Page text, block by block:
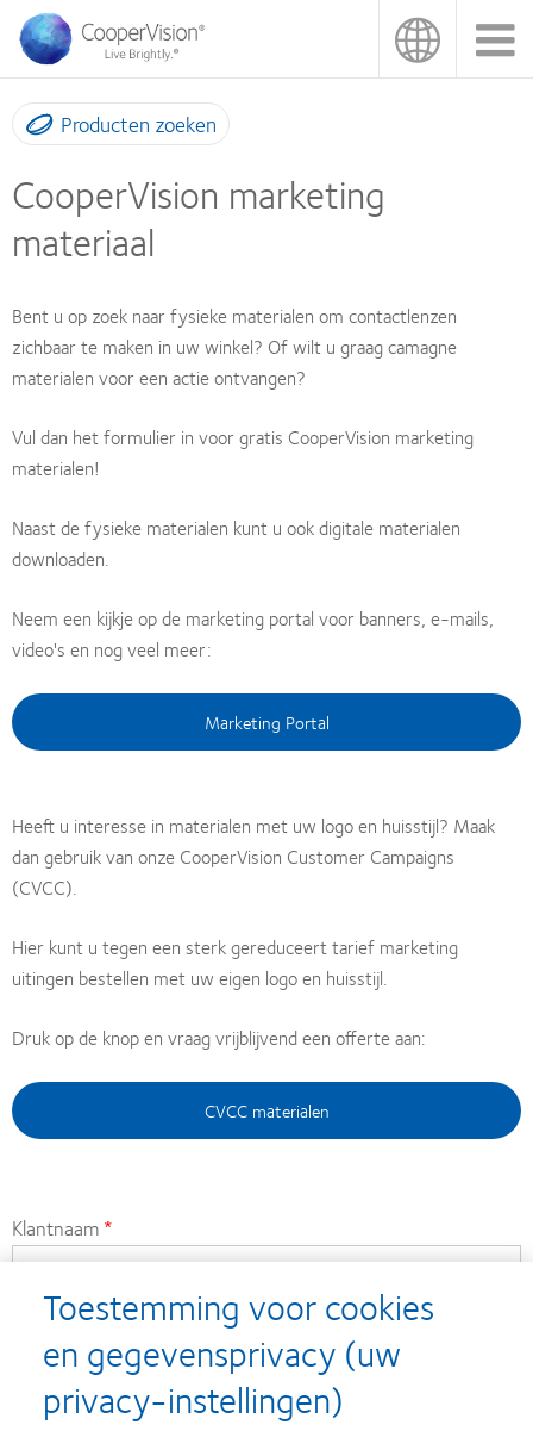
Overslaan
naar
de
inhoud
gaan
Producten zoeken
CooperVision marketing
materiaal
Bent u op zoek naar fysieke materialen om contactlenzen
zichbaar te maken in uw winkel? Of wilt u graag camagne
materialen voor een actie ontvangen?
Vul dan het formulier in voor gratis CooperVision marketing
materialen!
Naast de fysieke materialen kunt u ook digitale materialen
downloaden.
Neem een kijkje op de marketing portal voor banners, e-mails,
video's en nog veel meer:
Marketing Portal
Heeft u interesse in materialen met uw logo en huisstijl? Maak
dan gebruik van onze CooperVision Customer Campaigns
(CVCC).
Hier kunt u tegen een sterk gereduceert tarief marketing
uitingen bestellen met uw eigen logo en huisstijl.
Druk op de knop en vraag vrijblijvend een offerte aan:
CVCC materialen
Klantnaam
Klantnummer
E-mailadres
Toestemming voor cookies
en gegevensprivacy (uw
privacy-instellingen)